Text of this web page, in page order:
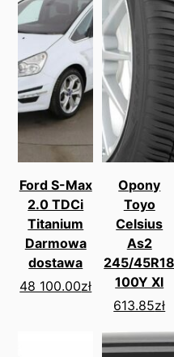
Ford S-Max
2.0 TDCi
Titanium
Darmowa
dostawa
48 100.00zł
Opony
Toyo
Celsius
As2
245/45R18
100Y Xl
613.85zł